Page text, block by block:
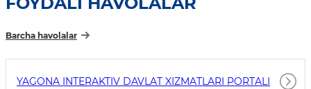
Barcha havolalar
YAGONA INTERAKTIV DAVLAT XIZMATLARI PORTALI